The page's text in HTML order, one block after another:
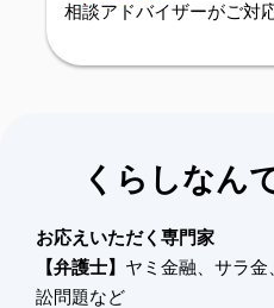
相談アドバイザーがご対
くらしなん
お応えいただく専門家
【弁護士】 ヤミ金融、サラ
訟問題など